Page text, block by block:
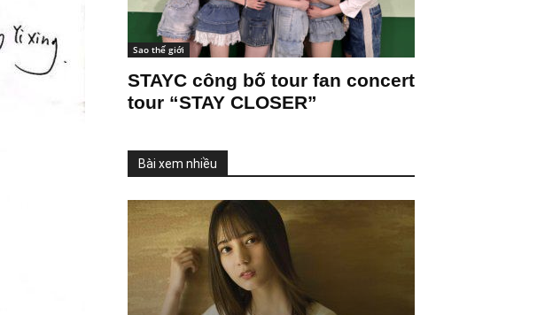
Sao thế giới
STAYC công bố tour fan concert
tour “STAY CLOSER”
Bài xem nhiều